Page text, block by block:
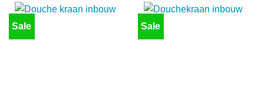
Sale Sale